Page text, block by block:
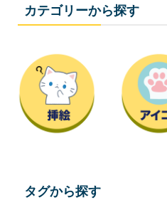
カテゴリーから探す
タグから探す